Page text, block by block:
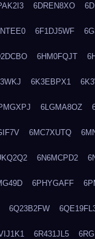
6DREN8XO
6F1DJ5WF
6HM0FQJT
6K3EBPX1
6LGMA8OZ
6MC7XUTQ
6N6MCPD2
6PHYGAFF
6Q23B2FW
6R431JL5